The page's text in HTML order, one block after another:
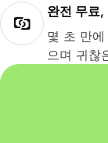
완전 무료
몇 초 만
으며 귀찮